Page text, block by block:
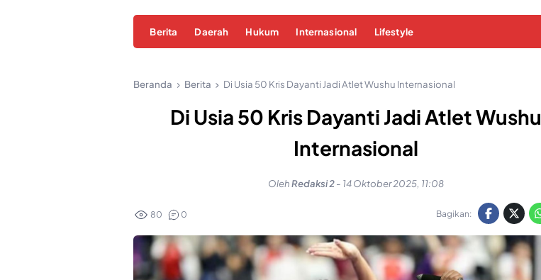
Berita Daerah Hukum Internasional Lifestyle
Beranda Berita Di Usia 50 Kris Dayanti Jadi Atlet Wushu Internasional
Di Usia 50 Kris Dayanti Jadi Atlet Wushu
Internasional
OlehRedaksi 2- 14 Oktober 2025, 11:08
80 0 Bagikan: